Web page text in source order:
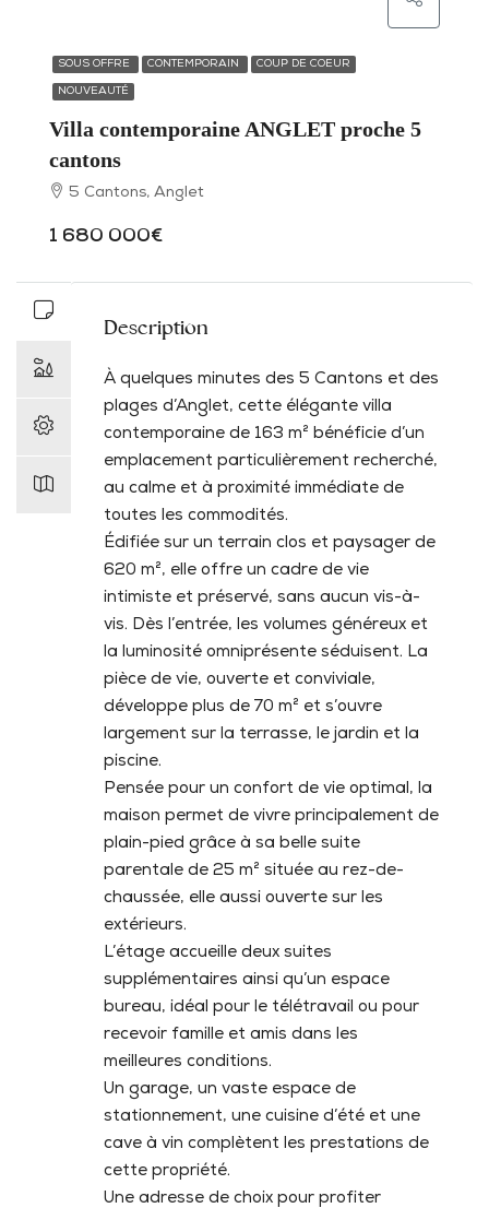
SOUS OFFRE CONTEMPORAIN COUP DE COEUR
NOUVEAUTÉ
Villa contemporaine ANGLET proche 5
cantons
5 Cantons, Anglet
1 680 000€
Description
À quelques minutes des 5 Cantons et des
plages d’Anglet, cette élégante villa
contemporaine de 163 m² bénéficie d’un
emplacement particulièrement recherché,
au calme et à proximité immédiate de
toutes les commodités.
Édifiée sur un terrain clos et paysager de
620 m², elle offre un cadre de vie
intimiste et préservé, sans aucun vis-à-
vis. Dès l’entrée, les volumes généreux et
la luminosité omniprésente séduisent. La
pièce de vie, ouverte et conviviale,
développe plus de 70 m² et s’ouvre
largement sur la terrasse, le jardin et la
piscine.
Pensée pour un confort de vie optimal, la
maison permet de vivre principalement de
plain-pied grâce à sa belle suite
parentale de 25 m² située au rez-de-
chaussée, elle aussi ouverte sur les
extérieurs.
L’étage accueille deux suites
supplémentaires ainsi qu’un espace
bureau, idéal pour le télétravail ou pour
recevoir famille et amis dans les
meilleures conditions.
Un garage, un vaste espace de
stationnement, une cuisine d’été et une
cave à vin complètent les prestations de
cette propriété.
Une adresse de choix pour profiter